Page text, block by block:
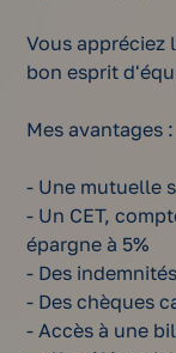
Vous appréciez
bon esprit
Mes avantages :
- Une mutuelle
- Un CET,
épargne à 5%
- Des
- Des chèques
- Accès à une